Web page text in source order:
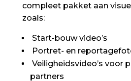
compleet pakket aan
zoals:
Start-bouw video’s
Portret- en
Veiligheidsvideo’s voor
partners